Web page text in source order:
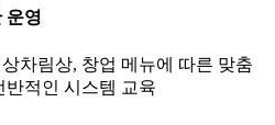
운영
차림상, 창업 메뉴에 따른 맞춤
반적인 시스템 교육